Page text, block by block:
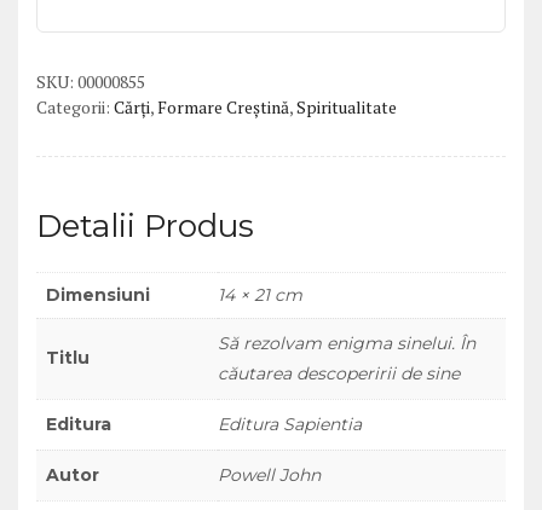
În
descoperirii
sine
SKU: 00000855
Categorii: Cărți,Formare Creștină,Spiritualitate
Detalii Produs
Dimensiuni 14 × 21 cm
Titlu
Să rezolvam enigma sinelui. În
căutarea descoperirii de sine
Editura Editura Sapientia
Autor Powell John